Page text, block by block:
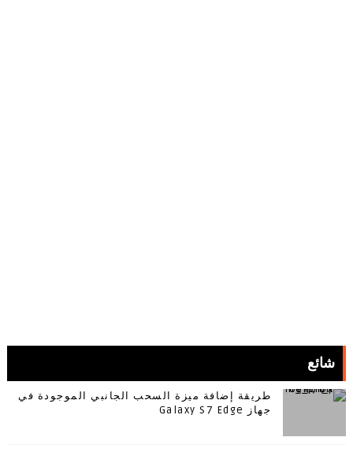
شائع
طريقة إضافة ميزة السحب الجانبي الموجودة في
جهاز Galaxy S7 Edge